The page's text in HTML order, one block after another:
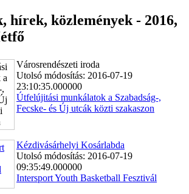
hírek, közlemények - 2016,
Városrendészeti iroda
Utolsó módosítás: 2016-07-19
23:10:35.000000
Útfelújitási munkálatok a Szabadság-,
Fecske- és Új utcák közti szakaszon
Kézdivásárhelyi Kosárlabda
Utolsó módosítás: 2016-07-19
09:35:49.000000
Intersport Youth Basketball Fesztivál